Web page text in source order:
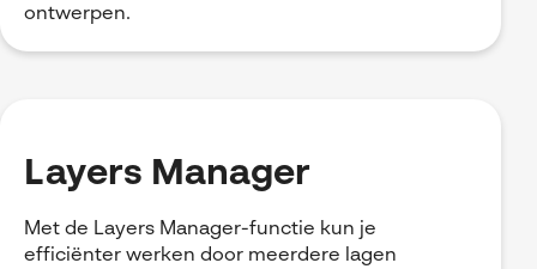
ontwerpen.
Layers Manager
Met de Layers Manager-functie kun je
efficiënter werken door meerdere lagen